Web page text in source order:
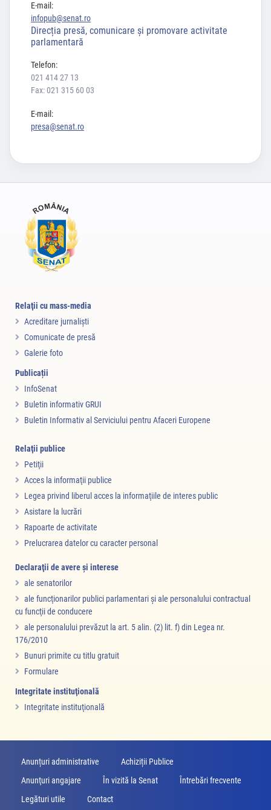
E-mail:
infopub@senat.ro
Direcția presă, comunicare și promovare activitate
parlamentară
Telefon:
021 414 27 13
Fax: 021 315 60 03
E-mail:
presa@senat.ro
Relaţii cu mass-media
Acreditare jurnalişti
Comunicate de presă
Galerie foto
Publicații
InfoSenat
Buletin informativ GRUI
Buletin Informativ al Serviciului pentru Afaceri Europene
Relaţii publice
Petiţii
Acces la informaţii publice
Legea privind liberul acces la informaţiile de interes public
Asistare la lucrări
Rapoarte de activitate
Prelucrarea datelor cu caracter personal
Declaraţii de avere şi interese
ale senatorilor
ale funcţionarilor publici parlamentari şi ale personalului contractual
cu funcţii de conducere
ale personalului prevăzut la art. 5 alin. (2) lit. f) din Legea nr.
176/2010
Bunuri primite cu titlu gratuit
Formulare
Integritate instituţională
Integritate instituţională
Anunțuri administrative
Achiziții Publice
Anunţuri angajare
În vizită la Senat
Întrebări frecvente
Legături utile
Contact